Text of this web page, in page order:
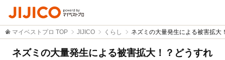
マイベストプロ TOP JIJICO くらし ネズミの大量発生による被害拡大
ネズミの大量発生による被害拡大！？どうすれ